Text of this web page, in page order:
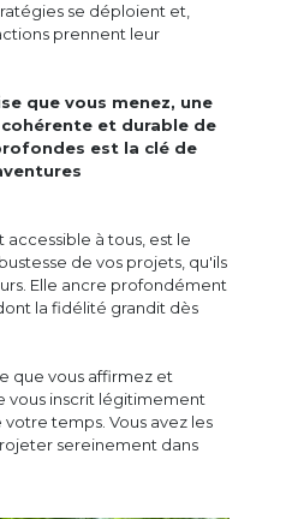
se déploient et,
prennent leur
que vous menez, une
et durable de
est la clé de
à tous, est le
de vos projets, qu'ils
Elle ancre profondément
la fidélité grandit dès
que vous affirmez et
vous inscrit légitimement
temps. Vous avez les
sereinement dans